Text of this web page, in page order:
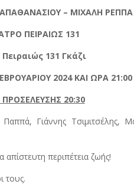
– ΜΙΧΑΛΗ ΡΕΠΠΑ
ΠΕΙΡΑΙΩΣ 131
131 Γκάζι
2024 ΚΑΙ ΩΡΑ 21:00
20:30
Γιάννης Τσιμιτσέλης,
απίστευτη περιπέτεια ζωής!
τους.